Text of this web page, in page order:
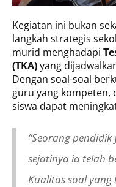
Kegiatan ini bukan
langkah strategis
murid menghadapi
(TKA)yang
Dengan soal-soal
guru yang kompeten,
siswa dapat
“Seorang
sejatinya ia telah
Kualitas soal